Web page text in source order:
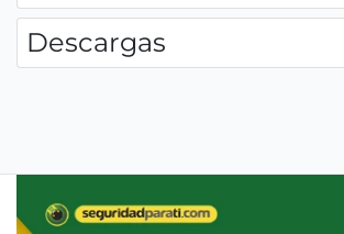
Descargas